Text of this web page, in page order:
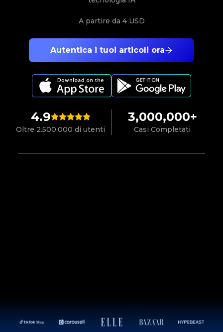
4.9
Oltre 2.500.000 di utenti
3,000,000+
Casi Completati
Autentica i tuoi articoli ora
A partire da 4 USD